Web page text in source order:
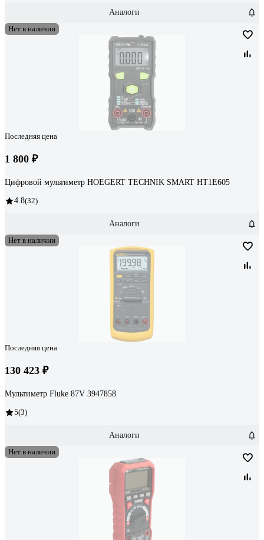
Аналоги
Нет в наличии
Последняя цена
1 800 ₽
Цифровой мультиметр HOEGERT TECHNIK SMART HT1E605
4.8(32)
Аналоги
Нет в наличии
Последняя цена
130 423 ₽
Мультиметр Fluke 87V 3947858
5(3)
Аналоги
Нет в наличии